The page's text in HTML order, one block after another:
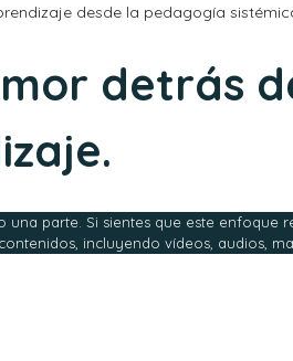
desde la pedagogía
detrás
una parte. Si sientes que este
incluyendo vídeos, audios,